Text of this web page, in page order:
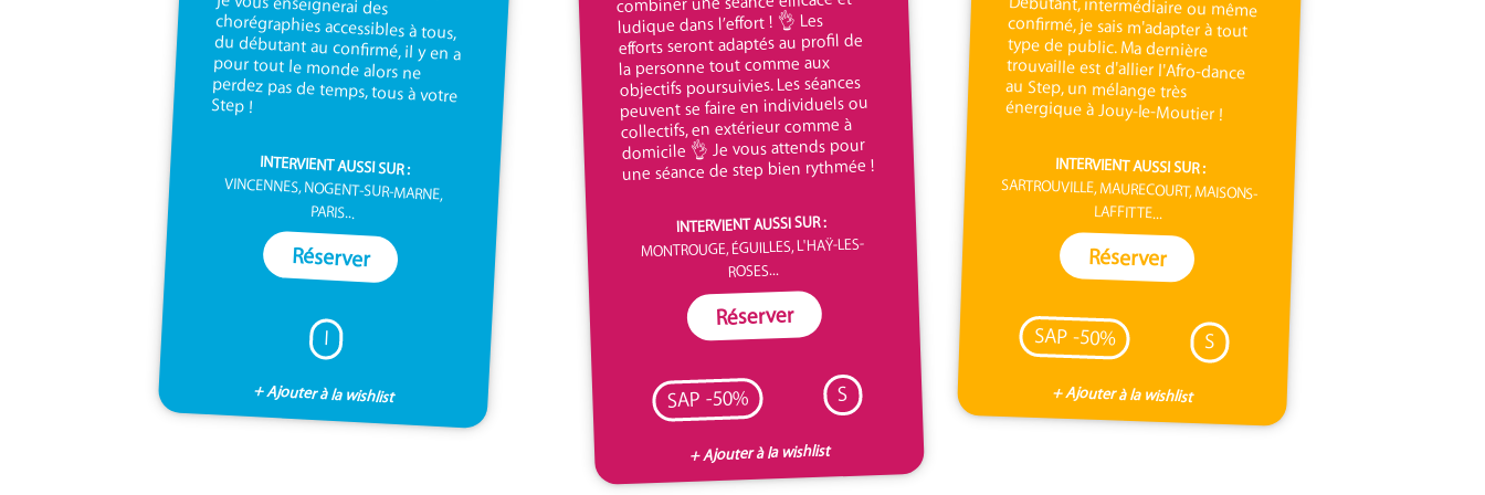
Step !
INTERVIENT AUSSI SUR :
VINCENNES, NOGENT-SUR-MARNE,
PARIS...
Réserver
I
+ Ajouter à la wishlist
ludique dans l’effort ! 👌 Les
efforts seront adaptés au profil de
la personne tout comme aux
objectifs poursuivies. Les séances
peuvent se faire en individuels ou
collectifs, en extérieur comme à
domicile 👌 Je vous attends pour
une séance de step bien rythmée !
INTERVIENT AUSSI SUR :
MONTROUGE, ÉGUILLES, L'HAŸ-LES-
ROSES...
Réserver
SAP -50% S
+ Ajouter à la wishlist
énergique à Jouy-le-Moutier !
INTERVIENT AUSSI SUR :
SARTROUVILLE, MAURECOURT, MAISONS-
LAFFITTE...
Réserver
SAP -50% S
+ Ajouter à la wishlist